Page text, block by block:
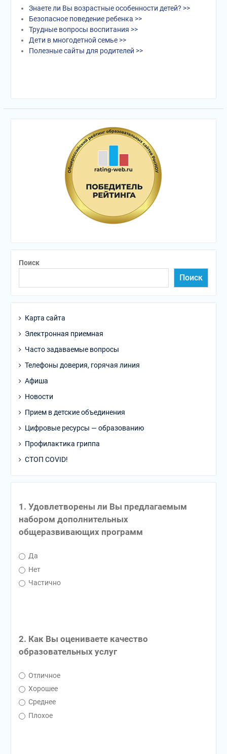
Знаете ли Вы возрастные особенности детей? >>
Безопасное поведение ребенка >>
Трудные вопросы воспитания >>
Дети в многодетной семье >>
Полезные сайты для родителей >>
Поиск
Поиск
Карта сайта
Электронная приемная
Часто задаваемые вопросы
Телефоны доверия, горячая линия
Афиша
Новости
Прием в детские объединения
Цифровые ресурсы — образованию
Профилактика гриппа
СТОП COVID!
1. Удовлетворены ли Вы предлагаемым
набором дополнительных
общеразвивающих программ
Да
Нет
Частично
2. Как Вы оцениваете качество
образовательных услуг
Отличное
Хорошее
Среднее
Плохое